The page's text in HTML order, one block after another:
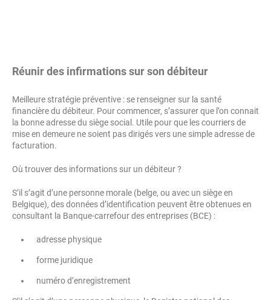
Réunir des infirmations sur son débiteur
Meilleure stratégie préventive : se renseigner sur la santé
financière du débiteur. Pour commencer, s’assurer que l’on connait
la bonne adresse du siège social. Utile pour que les courriers de
mise en demeure ne soient pas dirigés vers une simple adresse de
facturation.
Où trouver des informations sur un débiteur ?
S’il s’agit d’une personne morale (belge, ou avec un siège en
Belgique), des données d’identification peuvent être obtenues en
consultant la Banque-carrefour des entreprises (BCE) :
adresse physique
forme juridique
numéro d’enregistrement